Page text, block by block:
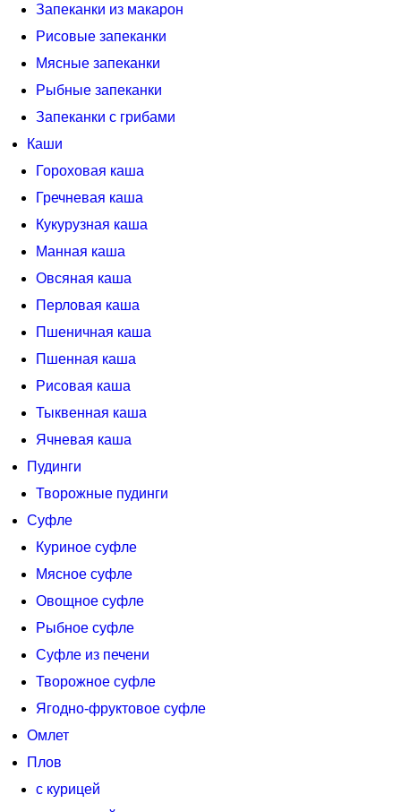
Запеканки из макарон
Рисовые запеканки
Мясные запеканки
Рыбные запеканки
Запеканки с грибами
Каши
Гороховая каша
Гречневая каша
Кукурузная каша
Манная каша
Овсяная каша
Перловая каша
Пшеничная каша
Пшенная каша
Рисовая каша
Тыквенная каша
Ячневая каша
Пудинги
Творожные пудинги
Суфле
Куриное суфле
Мясное суфле
Овощное суфле
Рыбное суфле
Суфле из печени
Творожное суфле
Ягодно-фруктовое суфле
Омлет
Плов
с курицей